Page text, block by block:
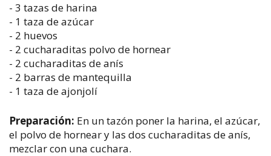
- 3 tazas de harina
- 1 taza de azúcar
- 2 huevos
- 2 cucharaditas polvo de hornear
- 2 cucharaditas de anís
- 2 barras de mantequilla
- 1 taza de ajonjolí
Preparación: En un tazón poner la harina, el azúcar,
el polvo de hornear y las dos cucharaditas de anís,
mezclar con una cuchara.